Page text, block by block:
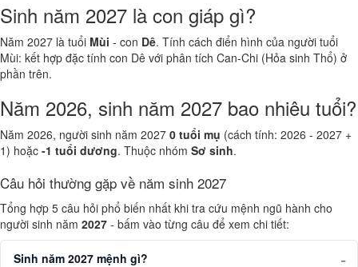
Sinh năm 2027 là con giáp gì?
Năm 2027 là tuổi Mùi - con Dê. Tính cách điển hình của người tuổi
Mùi: kết hợp đặc tính con Dê với phân tích Can-Chi (Hỏa sinh Thổ) ở
phần trên.
Năm 2026, sinh năm 2027 bao nhiêu tuổi?
Năm 2026, người sinh năm 2027 0 tuổi mụ (cách tính: 2026 - 2027 +
1) hoặc -1 tuổi dương. Thuộc nhóm Sơ sinh.
Câu hỏi thường gặp về năm sinh 2027
Tổng hợp 5 câu hỏi phổ biến nhất khi tra cứu mệnh ngũ hành cho
người sinh năm 2027 - bấm vào từng câu để xem chi tiết:
Sinh năm 2027 mệnh gì?